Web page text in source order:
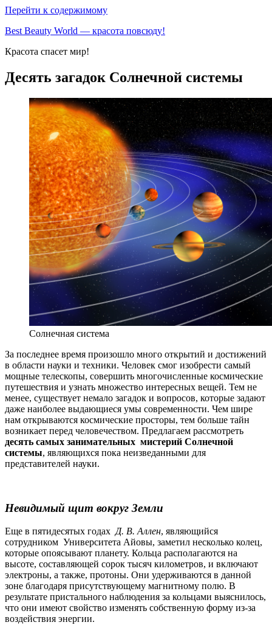
Перейти к содержимому
Best Beauty World — красота повсюду!
Красота спасет мир!
Десять загадок Солнечной системы
Солнечная система
За последнее время произошло много открытий и достижений
в области науки и техники. Человек смог изобрести самый
мощные телескопы, совершить многочисленные космические
путешествия и узнать множество интересных вещей. Тем не
менее, существует немало загадок и вопросов, которые задают
даже наиболее выдающиеся умы современности. Чем шире
нам открываются космические просторы, тем больше тайн
возникает перед человечеством. Предлагаем рассмотреть
десять самых занимательных мистерий Солнечной
системы, являющихся пока неизведанными для
представителей науки.
Невидимый щит вокруг Земли
Еще в пятидесятых годах Д. В. Аллен, являющийся
сотрудником Университета Айовы, заметил несколько колец,
которые опоясывают планету. Кольца располагаются на
высоте, составляющей сорок тысяч километров, и включают
электроны, а также, протоны. Они удерживаются в данной
зоне благодаря присутствующему магнитному полю. В
результате пристального наблюдения за кольцами выяснилось,
что они имеют свойство изменять собственную форму из-за
воздействия энергии.